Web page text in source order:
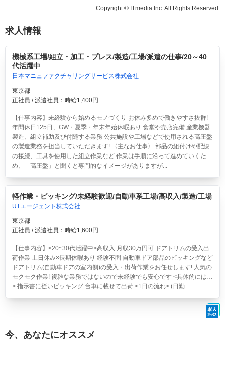
Copyright © ITmedia Inc. All Rights Reserved.
求人情報
機械系工場/組立・加工・プレス/製造/工場/派遣の仕事/20～40
代活躍中
日本マニュファクチャリングサービス株式会社
東京都
正社員 / 派遣社員：時給1,400円
【仕事内容】未経験から始めるモノづくり お休み多めで働きやすさ抜群!
年間休日125日、GW・夏季・年末年始休暇あり 食堂や売店完備 産業機器
製造、組立補助及び付随する業務 公共施設や工場などで使用される高圧盤
の製造業務を担当していただきます! 〈主なお仕事〉 部品の組付けや配線
の接続、工具を使用した組立作業など 作業は手順に沿って進めていくた
め、「高圧盤」と聞くと専門的なイメージがありますが...
軽作業・ピッキング/未経験歓迎/自動車系工場/高収入/製造/工場
UTエージェント株式会社
東京都
正社員 / 派遣社員：時給1,600円
【仕事内容】<20~30代活躍中>高収入 月収30万円可 ドアトリムの受入出
荷作業 土日休み×長期休暇あり 経験不問 自動車ドア部品のピッキングなど
ドアトリム(自動車ドアの室内側)の受入・出荷作業をお任せします! 人気の
モクモク作業! 複雑な業務ではないので未経験でも安心です <具体的には…
> 指示書に従いピッキング 台車に載せて出荷 <1日の流れ> (日勤...
今、あなたにオススメ